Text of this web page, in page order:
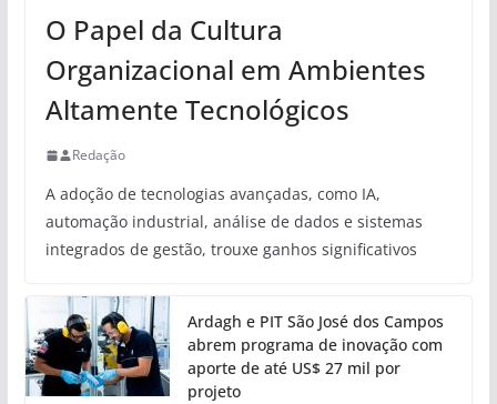
O Papel da Cultura
Organizacional em Ambientes
Altamente Tecnológicos
Redação
A adoção de tecnologias avançadas, como IA,
automação industrial, análise de dados e sistemas
integrados de gestão, trouxe ganhos significativos
Ardagh e PIT São José dos Campos
abrem programa de inovação com
aporte de até US$ 27 mil por
projeto